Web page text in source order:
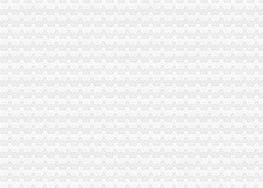
（办结）（渝北区）重庆市花卉园管理处旧房改造、办公配套及游客接
沙文生态科技产园花卉摆放项目招标文件.doc
山东旺盛园林股份有限公司公开转让说明书_旺盛园林（）_公
园林管理站采购树苗、花卉、草坪询价公告-工程招标-招投标
回兴办执照
海归潮背后的中国吸引力_国际新闻_环球网
户口迁入登记办事指南
广东省教育厅
公民变更姓名、日期、民族等有何规定?_高考前夕2007_新浪博客
户籍办理
渝北区办执照流程
城二分公司原渝北区域办公网络设备维护项目_比选公告_中国招标网_
有柄分酒器办理企业标准备案流程及费用
【南平营业执照代办有什么流程？有商业疑问就找【渝盾】】厂家,
重点项目代办窗口为企业提供全程免费代办服务|信用信息|区建设_凤凰